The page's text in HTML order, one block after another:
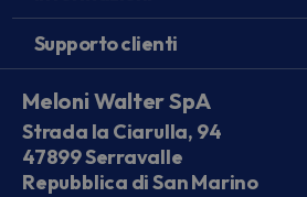
Supporto clienti
Meloni Walter SpA
Strada la Ciarulla, 94
47899 Serravalle
Repubblica di San Marino